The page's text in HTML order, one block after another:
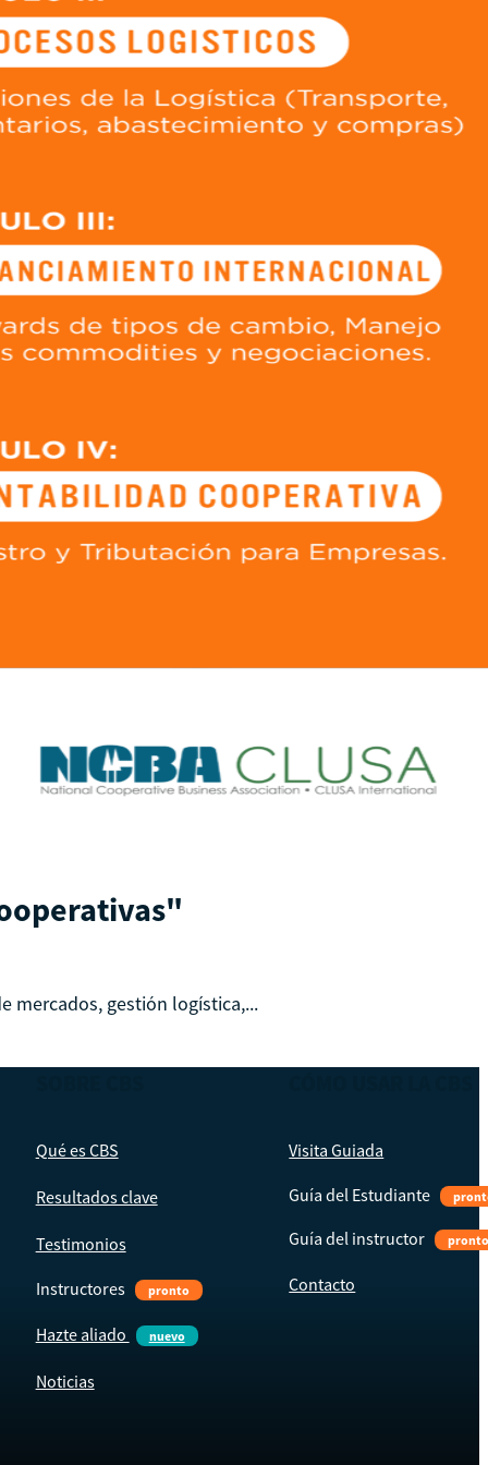
mercados, gestión logística,...
Qué es CBS
Resultados clave
Testimonios
Instructores pronto
Hazte aliado nuevo
Noticias
Visita Guiada
Guía del Estudiante
Guía del instructor
Contacto